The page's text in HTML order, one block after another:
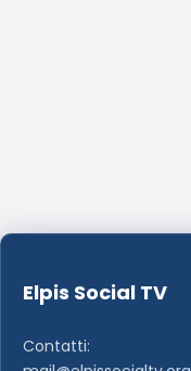
Elpis Social TV
Contatti: